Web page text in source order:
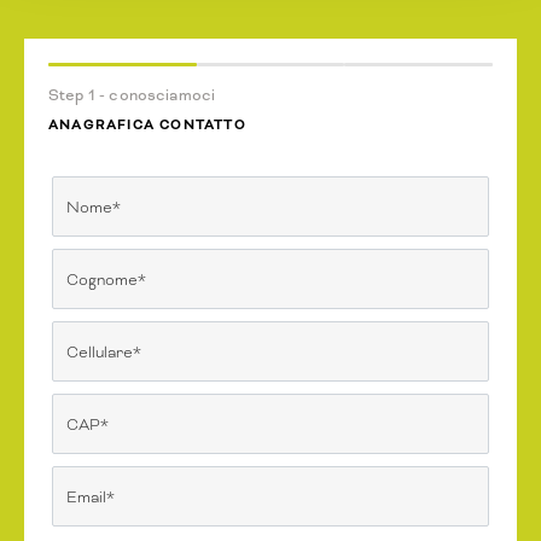
Step 1 - conosciamoci
ANAGRAFICA CONTATTO